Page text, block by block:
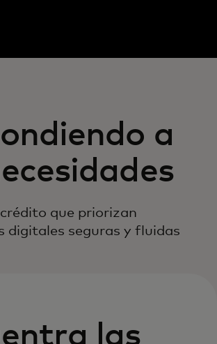
a
crédito que priorizan
digitales seguras y fluidas
las